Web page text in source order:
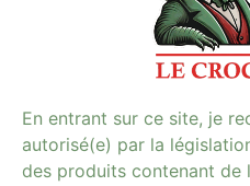
Avis
En entrant sur ce site, je
autorisé(e) par la
des produits contenant de